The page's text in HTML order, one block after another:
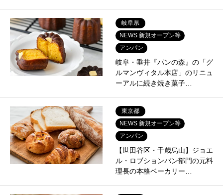
岐阜県
NEWS 新規オープン等
アンパン
岐阜・垂井『パンの森』の「グ
ルマンヴィタル本店」のリニュ
ーアルに続き焼き菓子…
東京都
NEWS 新規オープン等
アンパン
【世田谷区・千歳烏山】ジョエ
ル・ロブションパン部門の元料
理長の本格ベーカリー…